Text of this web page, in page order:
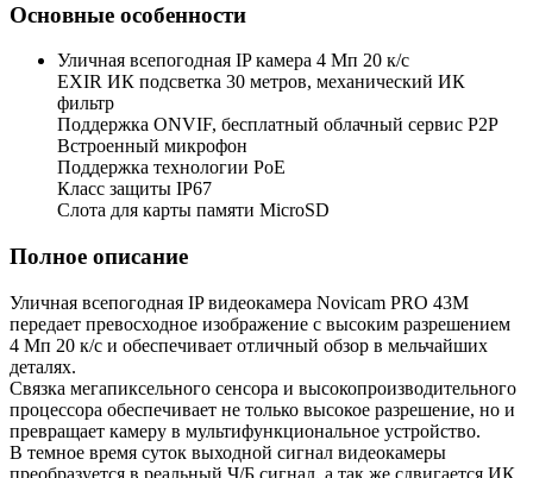
Основные особенности
Уличная всепогодная IP камера 4 Мп 20 к/с
EXIR ИК подсветка 30 метров, механический ИК
фильтр
Поддержка ONVIF, бесплатный облачный сервис P2P
Встроенный микрофон
Поддержка технологии PoE
Класс защиты IP67
Слота для карты памяти MicroSD
Полное описание
Уличная всепогодная IP видеокамера Novicam PRO 43M
передает превосходное изображение с высоким разрешением
4 Мп 20 к/с и обеспечивает отличный обзор в мельчайших
деталях.
Связка мегапиксельного сенсора и высокопроизводительного
процессора обеспечивает не только высокое разрешение, но и
превращает камеру в мультифункциональное устройство.
В темное время суток выходной сигнал видеокамеры
преобразуется в реальный Ч/Б сигнал, а так же сдвигается ИК